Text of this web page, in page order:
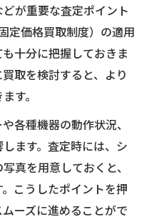
が重要な査定ポイント
定価格買取制度）の適用
十分に把握しておきま
取を検討すると、より
す。
各種機器の動作状況、
ます。査定時には、シ
真を用意しておくと、
こうしたポイントを押
ーズに進めることがで